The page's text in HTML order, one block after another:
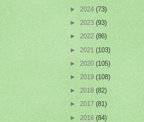
► 2024 (73)
► 2023 (93)
► 2022 (86)
► 2021 (103)
► 2020 (105)
► 2019 (108)
► 2018 (82)
► 2017 (81)
► 2016 (84)